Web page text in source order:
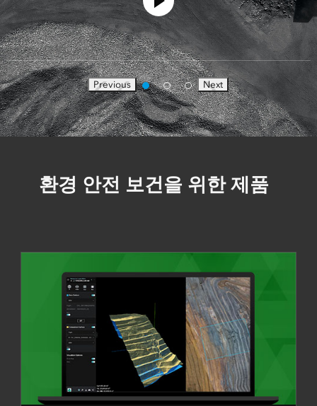
Previous Next
환경 안전 보건을 위한 제품